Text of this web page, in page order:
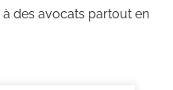
à des avocats partout en